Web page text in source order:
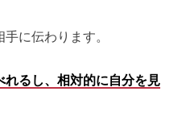
に伝わります。
れるし、相対的に自分を見